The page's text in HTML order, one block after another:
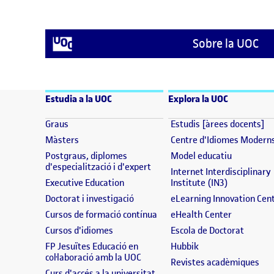
Sobre la UOC
Estudia a la UOC
Graus (s'obre en una finestra nova)
Màsters (s'obre en una finestra nova)
Postgraus, diplomes
d'especialització i d'expert(s'obre en una finestra nova)
Executive Education(s'obre en una finestra nova)
Doctorat i investigació(s'obre en una finestra nova)
Cursos de formació contínua (s'obre en una finestra nova)
Cursos d'idiomes (s'obre en una finestra nova)
FP Jesuïtes Educació en
col·laboració amb la UOC(s'obre en una finestra nova)
Explora la UOC
Estudis [àrees docents]
Centre d'Idiomes
Model educatiu(s'obre en
Internet Interdisciplinary
Institute (IN3)(s'obre en
eLearning Innovation
eHealth Center(s'obre en
Escola de Doctorat(s'obre
Hubbik(s'obre en una
Revistes acadèmiques